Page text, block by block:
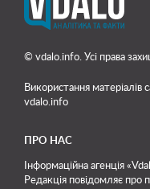
© vdalo.info. Усі права
Використання матеріалів
vdalo.info
ПРО НАС
Інформаційна агенція
Редакція повідомляє про